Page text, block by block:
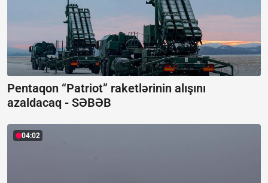
Pentaqon “Patriot” raketlərinin alışını
azaldacaq - SƏBƏB
04:02